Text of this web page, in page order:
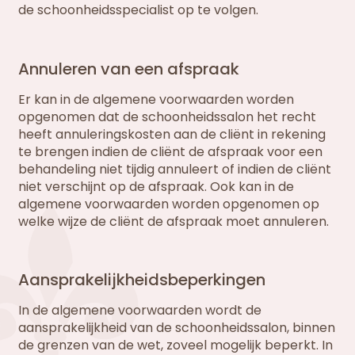
de schoonheidsspecialist op te volgen.
Annuleren van een afspraak
Er kan in de algemene voorwaarden worden
opgenomen dat de schoonheidssalon het recht
heeft annuleringskosten aan de cliënt in rekening
te brengen indien de cliënt de afspraak voor een
behandeling niet tijdig annuleert of indien de cliënt
niet verschijnt op de afspraak. Ook kan in de
algemene voorwaarden worden opgenomen op
welke wijze de cliënt de afspraak moet annuleren.
Aansprakelijkheidsbeperkingen
In de algemene voorwaarden wordt de
aansprakelijkheid van de schoonheidssalon, binnen
de grenzen van de wet, zoveel mogelijk beperkt. In